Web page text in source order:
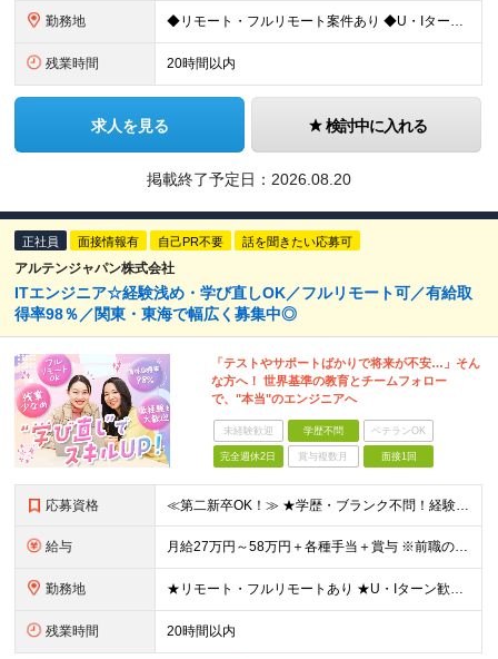
勤務地 ◆リモート・フルリモート案件あり ◆U・Iターン歓迎 ◆配属先は希望を最大限考慮します！ ◆転勤・転居についてはご相談が可能です 各拠点、または関東・東海の各プロジェクト先での勤務となります。 ※会
残業時間 20時間以内
求人を見る 検討中に入れる
掲載終了予定日： 2026.08.20
正社員 面接情報有 自己PR不要 話を聞きたい応募可
アルテンジャパン株式会社
ITエンジニア☆経験浅め・学び直しOK／フルリモート可／有給取
得率98％／関東・東海で幅広く募集中◎
「テストやサポートばかりで将来が不安…」そん
な方へ！ 世界基準の教育とチームフォロー
で、"本当"のエンジニアへ
未経験歓迎 学歴不問 ベテランOK
完全週休2日 賞与複数月 面接1回
応募資格 ≪第二新卒OK！≫ ★学歴・ブランク不問！経験浅めもOK ★何らかのIT系職種の実務経験をお持ちの方 └年数不問。「1ヶ月程度の経験しかない…」という方もOK！ ※SE／PG・運用・保守・ヘルプデス
給与 月給27万円～58万円＋各種手当＋賞与 ※前職の給与・経験・スキルなどを考慮のうえで決定します ※残業代は1分単位で全額支給します ※試用期間3ヶ月。その間の給与・待遇に差異はありません ★充実の各
勤務地 ★リモート・フルリモートあり ★U・Iターン歓迎 ★配属先は希望を最大限考慮します ★転勤・転居は相談可能です ■各拠点、または関東・東海エリアのプロジェクト先での勤務 ※会社都合での無理な転勤・転
残業時間 20時間以内